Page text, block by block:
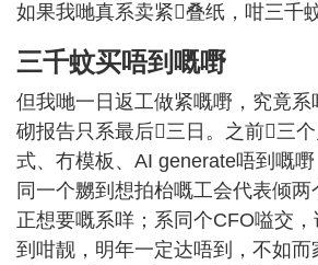
如果我哋真系卖紧𠮶叠纸，咁三千
三千蚊买唔到嘅嘢
但我哋一日返工做紧嘅嘢，究竟系
砌报告只系最后𠮶三日。之前𠮶三
式、冇模板、AI generate唔到嘅嘢
同一个嬲到想拍枱嘅工会代表倾
正想要嘅系咩；系同个CFO嗌交
到咁靓，明年一定达唔到，不如而